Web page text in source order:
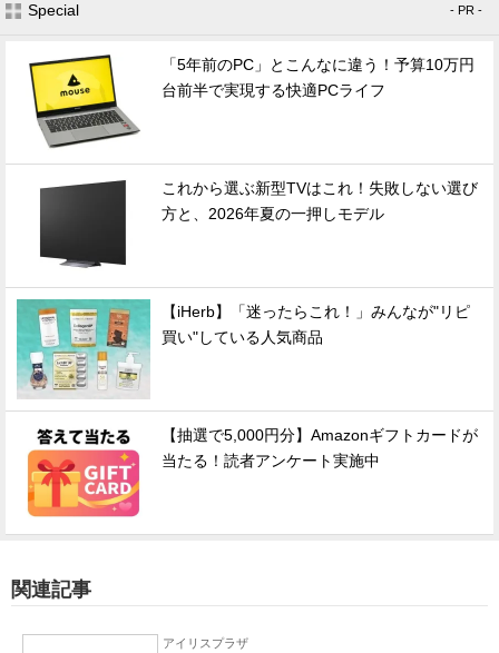
Special - PR -
「5年前のPC」とこんなに違う！予算10万円
台前半で実現する快適PCライフ
これから選ぶ新型TVはこれ！失敗しない選び
方と、2026年夏の一押しモデル
【iHerb】「迷ったらこれ！」みんなが"リピ
買い"している人気商品
【抽選で5,000円分】Amazonギフトカードが
当たる！読者アンケート実施中
関連記事
アイリスプラザ